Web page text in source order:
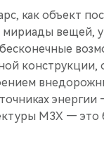
как объект
мириады вещей,
бесконечные
M3X — это